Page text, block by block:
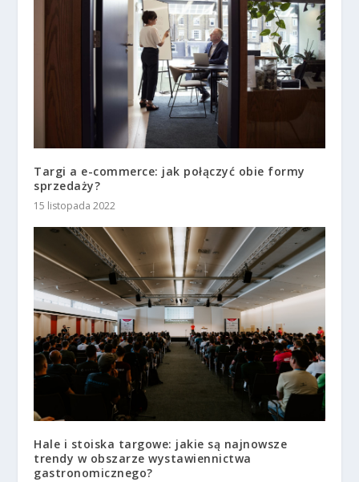
Targi a e-commerce: jak połączyć obie formy
sprzedaży?
15 listopada 2022
Hale i stoiska targowe: jakie są najnowsze
trendy w obszarze wystawiennictwa
gastronomicznego?